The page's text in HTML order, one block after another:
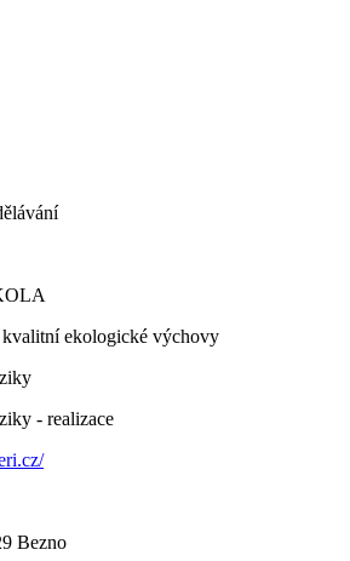
kvalitní ekologické výchovy
- realizace
Bezno